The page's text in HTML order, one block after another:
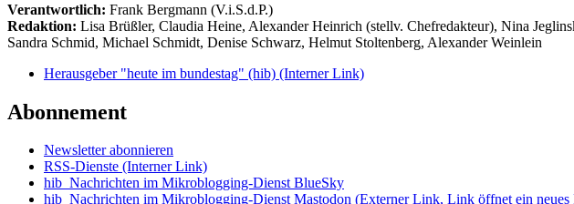
Verantwortlich: Frank Bergmann (V.i.S.d.P.)
Redaktion: Lisa Brüßler, Claudia Heine, Alexander Heinrich (stellv. Chefredakteur), Nina
Sandra Schmid, Michael Schmidt, Denise Schwarz, Helmut Stoltenberg, Alexander Weinlein
Herausgeber "heute im bundestag" (hib) (Interner Link)
Abonnement
Newsletter abonnieren
RSS-Dienste (Interner Link)
hib_Nachrichten im Mikroblogging-Dienst BlueSky
hib_Nachrichten im Mikroblogging-Dienst Mastodon (Externer Link, Link öffnet ein neues